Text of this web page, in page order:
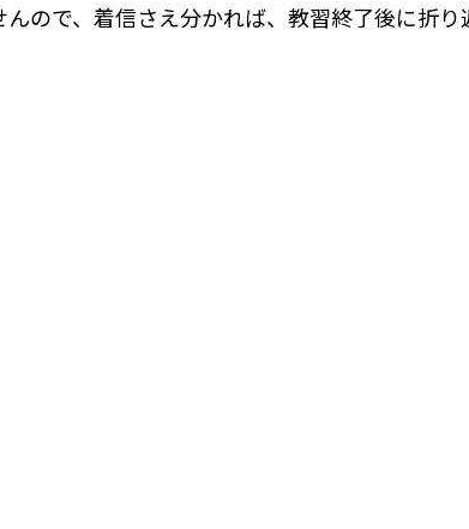
ので、着信さえ分かれば、教習終了後に折